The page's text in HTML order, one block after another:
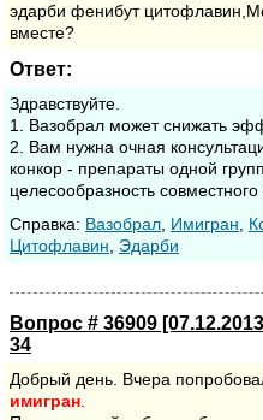
эдарби фенибут
вместе?
Ответ:
Здравствуйте.
1. Вазобрал может снижать
2. Вам нужна очная
конкор - препараты одной
целесообразность
Cправка: Вазобрал Имигран
Цитофлавин
Эдарби
Вопрос # 36909
34
Добрый день. Вчера
имигран